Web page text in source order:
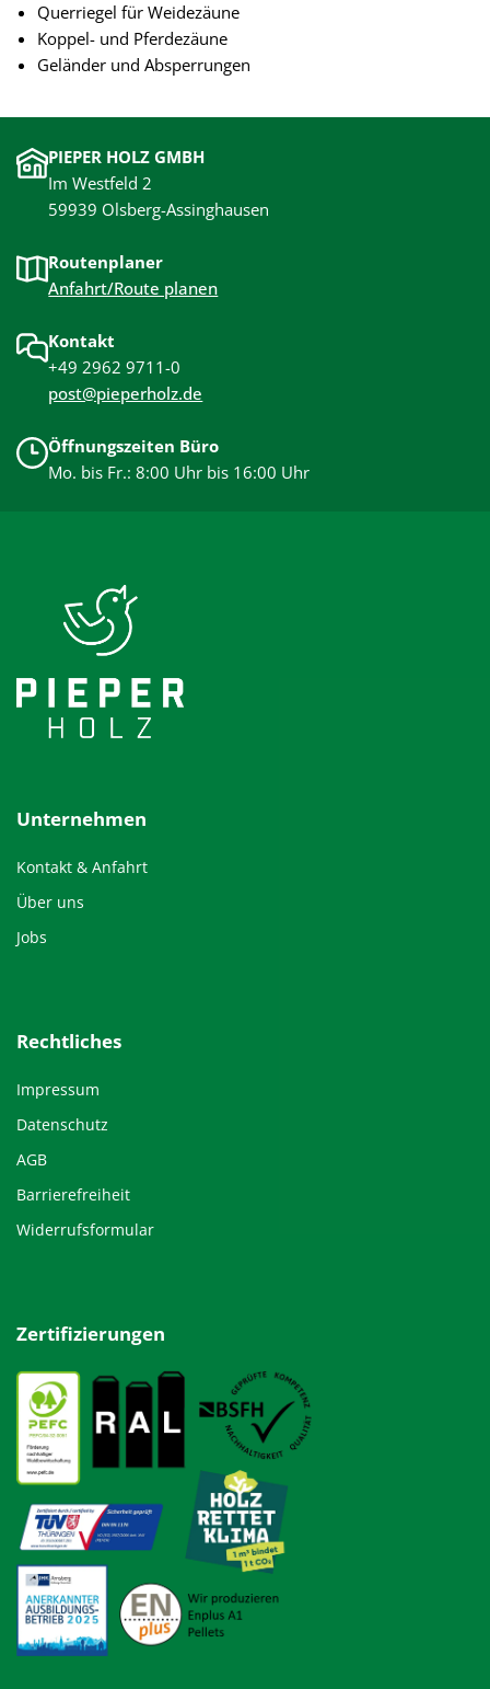
Querriegel für Weidezäune
Koppel- und Pferdezäune
Geländer und Absperrungen
PIEPER HOLZ GMBH
Im Westfeld 2
59939 Olsberg-Assinghausen
Routenplaner
Anfahrt/Route planen
Kontakt
+49 2962 9711-0
post@pieperholz.de
Öffnungszeiten Büro
Mo. bis Fr.: 8:00 Uhr bis 16:00 Uhr
Unternehmen
Kontakt & Anfahrt
Über uns
Jobs
Rechtliches
Impressum
Datenschutz
AGB
Barrierefreiheit
Widerrufsformular
Zertifizierungen